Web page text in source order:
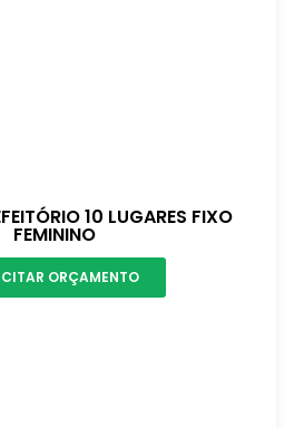
10 LUGARES FIXO
FEMININO
ORÇAMENTO